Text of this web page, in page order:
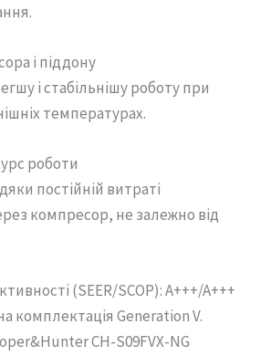
і піддону
і стабільнішу роботу при
температурах.
роботи
постійній витраті
компресор, не залежно від
(SEER/SCOP): A+++/A+++
комплектація Generation V.
CH-S09FVX-NG